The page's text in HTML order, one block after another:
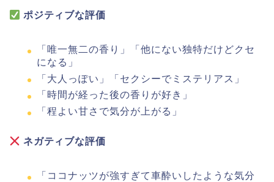
ポジティブな評価
「唯一無二の香り」「他にない独特だけどクセ
になる」
「大人っぽい」「セクシーでミステリアス」
「時間が経った後の香りが好き」
「程よい甘さで気分が上がる」
ネガティブな評価
「ココナッツが強すぎて車酔いしたような気分